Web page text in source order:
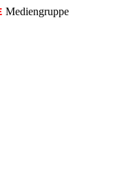
Mediengruppe